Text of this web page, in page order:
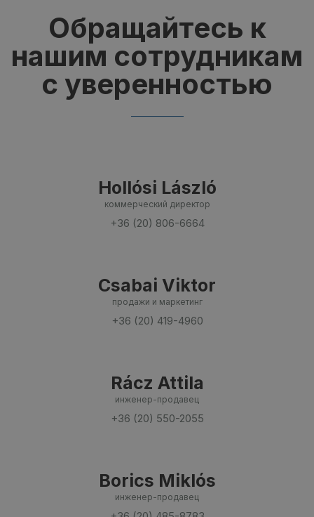
Обращайтесь к
нашим сотрудникам
с уверенностью
Hollósi László
коммерческий директор
+36 (20) 806-6664
Csabai Viktor
продажи и маркетинг
+36 (20) 419-4960
Rácz Attila
инженер-продавец
+36 (20) 550-2055
Borics Miklós
инженер-продавец